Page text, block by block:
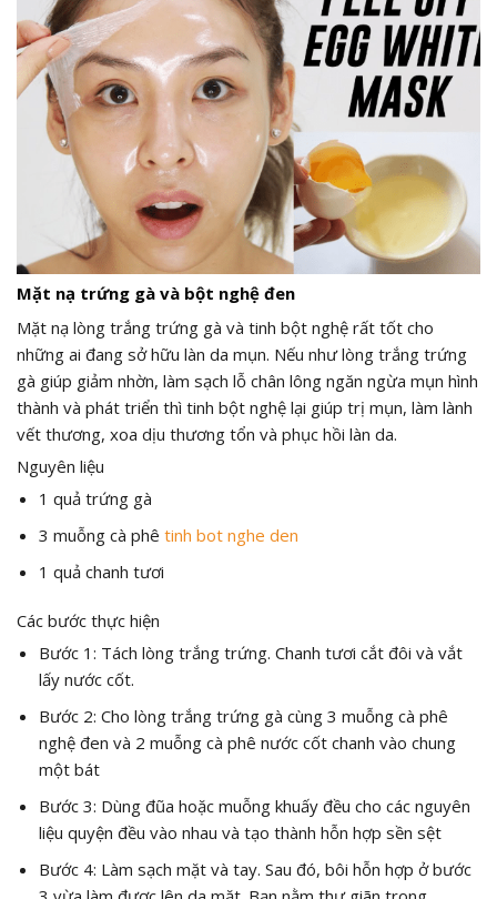
Mặt nạ trứng gà và bột nghệ đen
Mặt nạ lòng trắng trứng gà và tinh bột nghệ rất tốt cho
những ai đang sở hữu làn da mụn. Nếu như lòng trắng trứng
gà giúp giảm nhờn, làm sạch lỗ chân lông ngăn ngừa mụn hình
thành và phát triển thì tinh bột nghệ lại giúp trị mụn, làm lành
vết thương, xoa dịu thương tổn và phục hồi làn da.
Nguyên liệu
1 quả trứng gà
3 muỗng cà phê tinh bot nghe den
1 quả chanh tươi
Các bước thực hiện
Bước 1: Tách lòng trắng trứng. Chanh tươi cắt đôi và vắt
lấy nước cốt.
Bước 2: Cho lòng trắng trứng gà cùng 3 muỗng cà phê
nghệ đen và 2 muỗng cà phê nước cốt chanh vào chung
một bát
Bước 3: Dùng đũa hoặc muỗng khuấy đều cho các nguyên
liệu quyện đều vào nhau và tạo thành hỗn hợp sền sệt
Bước 4: Làm sạch mặt và tay. Sau đó, bôi hỗn hợp ở bước